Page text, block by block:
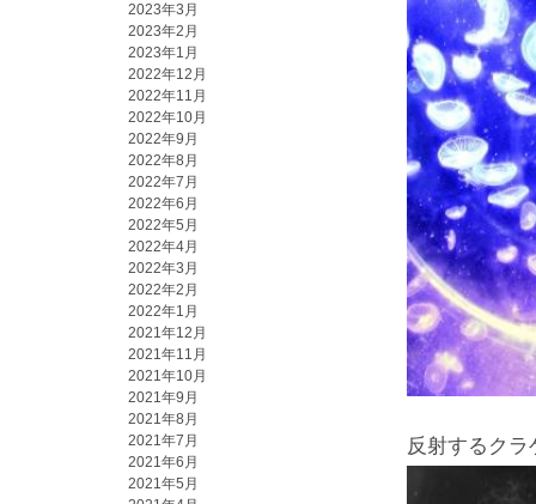
反射するク
2023年3月
2023年2月
2023年1月
2022年12月
2022年11月
2022年10月
2022年9月
2022年8月
2022年7月
2022年6月
2022年5月
2022年4月
2022年3月
2022年2月
2022年1月
2021年12月
2021年11月
2021年10月
2021年9月
2021年8月
2021年7月
2021年6月
2021年5月